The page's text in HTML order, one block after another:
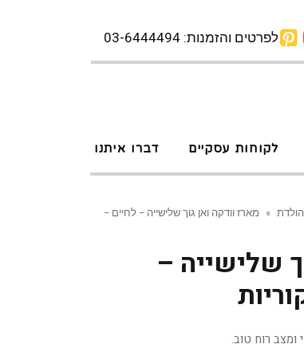
לפרטים והזמנות: 03-6444494
לקוחות עסקיים דברו איתנו
הולדת »
מארז וודקה ואן גוך שלישייה – לחיים –
שלישייה –
רוח טוב.